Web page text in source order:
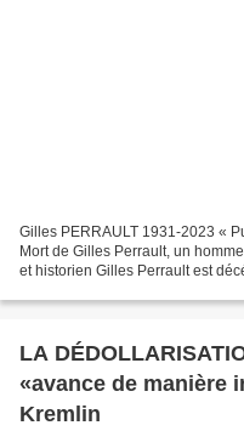
Gilles PERRAULT 1931-2023 « Pull-over rouge », Hassan II, affaire Curiel…
Mort de Gilles Perrault, un
et historien Gilles Perrault est
LA
«avance de manière
Kremlin